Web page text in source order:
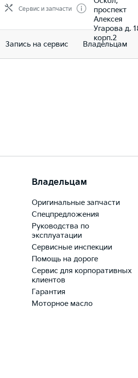
Сервис и запчасти
проспект
Алексея
Угарова д.
корп.2
Запись на сервис Владельцам
Владельцам
Оригинальные запчасти
Спецпредложения
Руководства по
эксплуатации
Сервисные инспекции
Помощь на дороге
Сервис для корпоративных
клиентов
Гарантия
Моторное масло